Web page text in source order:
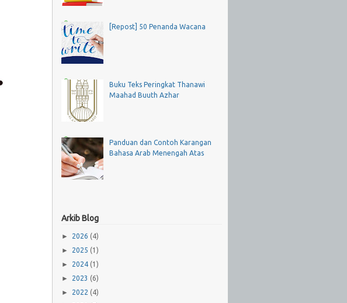
[Repost] 50 Penanda Wacana
Buku Teks Peringkat Thanawi
Maahad Buuth Azhar
Panduan dan Contoh Karangan
Bahasa Arab Menengah Atas
Arkib Blog
► 2026 (4)
► 2025 (1)
► 2024 (1)
► 2023 (6)
► 2022 (4)